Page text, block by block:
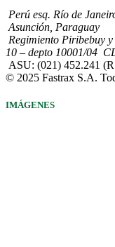
Perú esq. Río de
Asunción, Paraguay
Regimiento Piribebuy
10 – depto 10001/04
ASU: (021) 452.241
© 2025 Fastrax S.A.
IMÁGENES